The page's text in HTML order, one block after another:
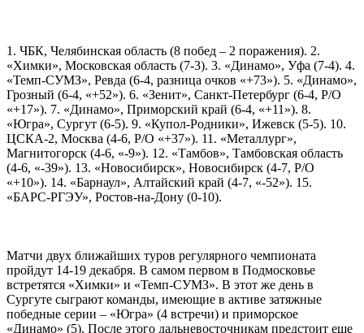
1. ЧБК, Челябинская область (8 побед – 2 поражения). 2.
«Химки», Московская область (7-3). 3. «Динамо», Уфа (7-4). 4.
«Темп-СУМЗ», Ревда (6-4, разница очков «+73»). 5. «Динамо»,
Грозный (6-4, «+52»). 6. «Зенит», Санкт-Петербург (6-4, Р/О
«+17»). 7. «Динамо», Приморский край (6-4, «+11»). 8.
«Югра», Сургут (6-5). 9. «Купол-Родники», Ижевск (5-5). 10.
ЦСКА-2, Москва (4-6, Р/О «+37»). 11. «Металлург»,
Магнитогорск (4-6, «-9»). 12. «Тамбов», Тамбовская область
(4-6, «-39»). 13. «Новосибирск», Новосибирск (4-7, Р/О
«+10»). 14. «Барнаул», Алтайский край (4-7, «-52»). 15.
«БАРС-РГЭУ», Ростов-на-Дону (0-10).
Матчи двух ближайших туров регулярного чемпионата
пройдут 14-19 декабря. В самом первом в Подмосковье
встретятся «Химки» и «Темп-СУМЗ». В этот же день в
Сургуте сыграют команды, имеющие в активе затяжные
победные серии – «Югра» (4 встречи) и приморское
«Динамо» (5). После этого дальневосточникам предстоит еще